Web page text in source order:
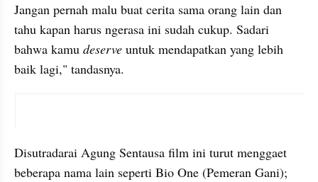
Jangan pernah malu buat cerita sama orang lain dan
tahu kapan harus ngerasa ini sudah cukup. Sadari
bahwa kamu deserve untuk mendapatkan yang lebih
baik lagi," tandasnya.
Disutradarai Agung Sentausa film ini turut menggaet
beberapa nama lain seperti Bio One (Pemeran Gani);